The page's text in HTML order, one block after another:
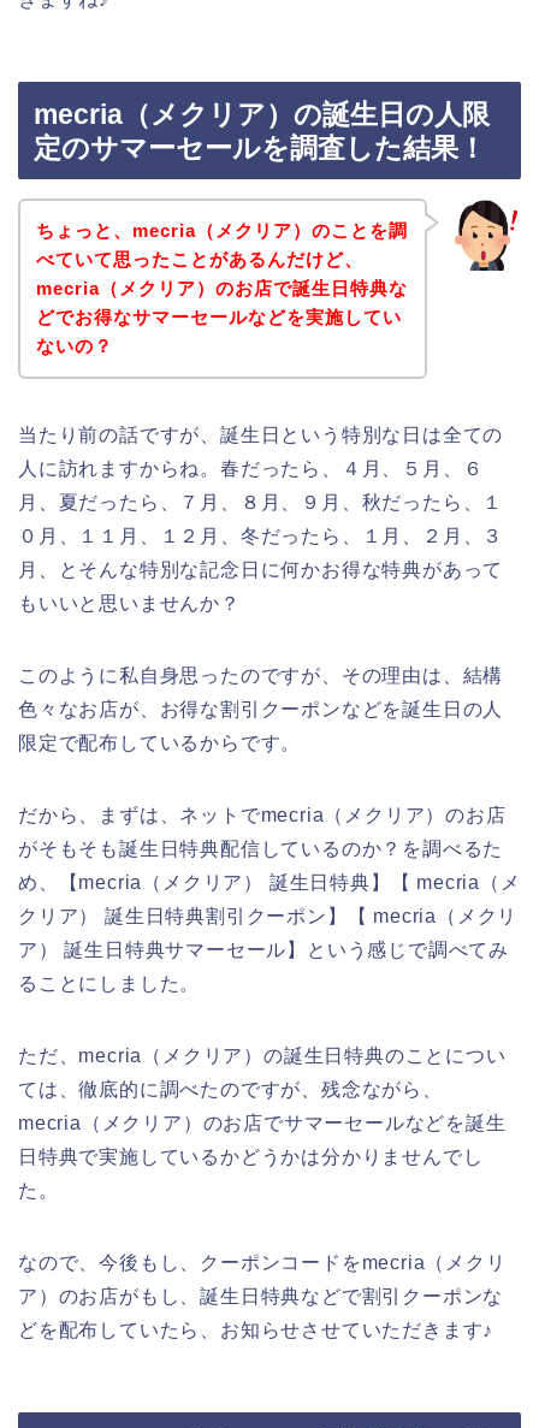
mecria（メクリア）の誕生日の人限
定のサマーセールを調査した結果！
ちょっと、mecria（メクリア）のことを調
べていて思ったことがあるんだけど、
mecria（メクリア）のお店で誕生日特典な
どでお得なサマーセールなどを実施してい
ないの？
当たり前の話ですが、誕生日という特別な日は全ての
人に訪れますからね。春だったら、４月、５月、６
月、夏だったら、７月、８月、９月、秋だったら、１
０月、１１月、１２月、冬だったら、１月、２月、３
月、とそんな特別な記念日に何かお得な特典があって
もいいと思いませんか？
このように私自身思ったのですが、その理由は、結構
色々なお店が、お得な割引クーポンなどを誕生日の人
限定で配布しているからです。
だから、まずは、ネットでmecria（メクリア）のお店
がそもそも誕生日特典配信しているのか？を調べるた
め、【mecria（メクリア） 誕生日特典】【 mecria（メ
クリア） 誕生日特典割引クーポン】【 mecria（メクリ
ア） 誕生日特典サマーセール】という感じで調べてみ
ることにしました。
ただ、mecria（メクリア）の誕生日特典のことについ
ては、徹底的に調べたのですが、残念ながら、
mecria（メクリア）のお店でサマーセールなどを誕生
日特典で実施しているかどうかは分かりませんでし
た。
なので、今後もし、クーポンコードをmecria（メクリ
ア）のお店がもし、誕生日特典などで割引クーポンな
どを配布していたら、お知らせさせていただきます♪